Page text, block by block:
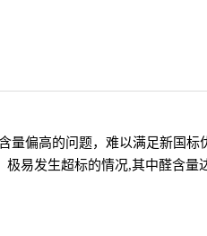
量偏高的问题，难以满足新国标
易发生超标的情况,其中醛含量